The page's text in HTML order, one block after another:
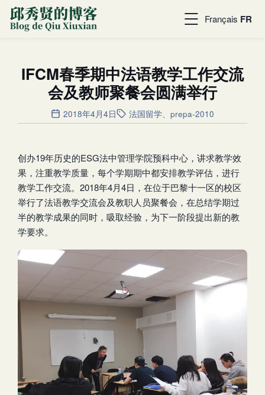
Français FR
IFCM春季期中法语教学工作交流
会及教师聚餐会圆满举行
2018年4月4日 法国留学 、prepa-2010
创办19年历史的ESG法中管理学院预科中心，讲求教学效
果，注重教学质量，每个学期期中都安排教学评估，进行
教学工作交流。2018年4月4日，在位于巴黎十一区的校区
举行了法语教学交流会及教职人员聚餐会，在总结学期过
半的教学成果的同时，吸取经验，为下一阶段提出新的教
学要求。